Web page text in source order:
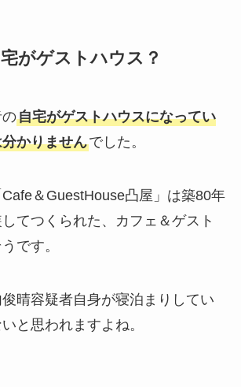
がゲストハウス？
自宅がゲストハウスになってい
かりませんでした。
＆GuestHouse凸屋」は築80年
てつくられた、カフェ＆ゲスト
です。
晴容疑者自身が寝泊まりしてい
と思われますよね。